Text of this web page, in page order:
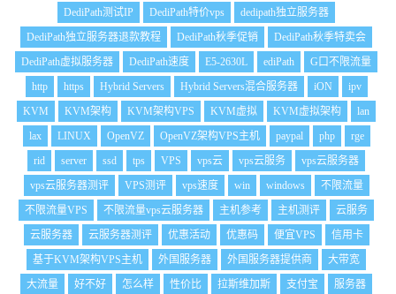
DediPath测试IP
DediPath特价vps
dedipath独立服务器
DediPath独立服务器退款教程
DediPath秋季促销
DediPath秋季特卖会
DediPath虚拟服务器
DediPath速度 E5-2630L ediPath
G口不限流量
http
https Hybrid Servers Hybrid Servers混合服务器 iON
ipv
KVM
KVM架构 KVM架构VPS KVM虚拟 KVM虚拟架构
lan
lax
LINUX OpenVZ OpenVZ架构VPS主机 paypal php
rge
rid
server ssd tps VPS vps云 vps云服务
vps云服务器
vps云服务器测评
VPS测评 vps速度 win windows
不限流量
不限流量VPS
不限流量vps云服务器 主机参考 主机测评
云服务
云服务器
云服务器测评 优惠活动 优惠码 便宜VPS
信用卡
基于KVM架构VPS主机
外国服务器 外国服务器提供商
大带宽
大流量
好不好 怎么样 性价比 拉斯维加斯 支付宝
服务器